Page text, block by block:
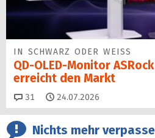
IN SCHWARZ ODER WEISS
QD-OLED-Monitor ASRock
erreicht den Markt
31 Kommentare
24.07.2026
Nichts mehr